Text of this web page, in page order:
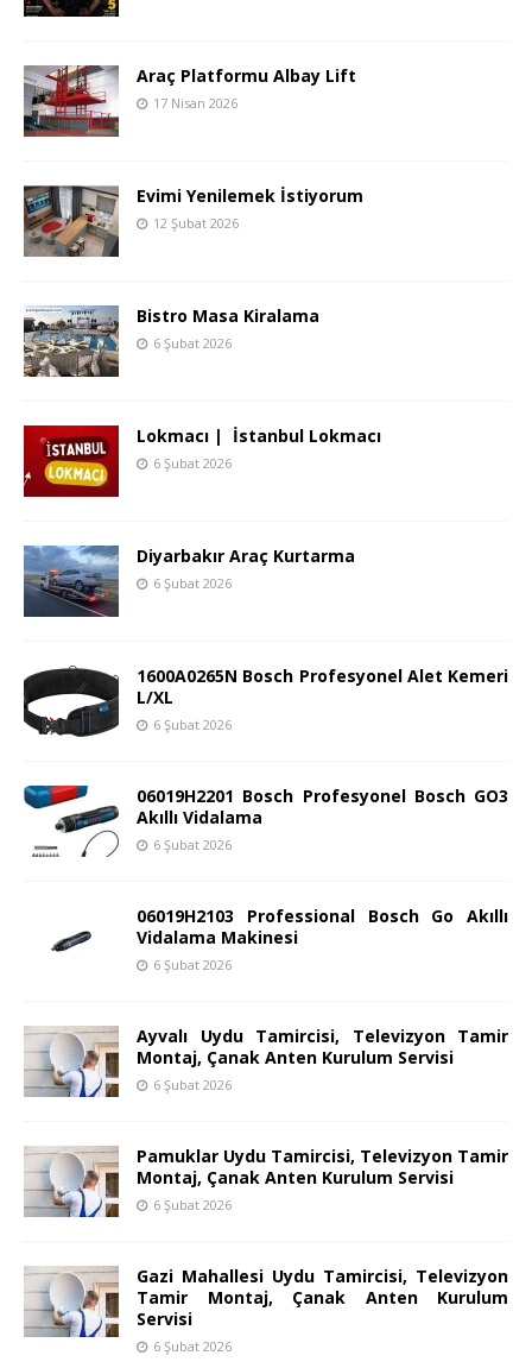
Araç Platformu Albay Lift
17 Nisan 2026
Evimi Yenilemek İstiyorum
12 Şubat 2026
Bistro Masa Kiralama
6 Şubat 2026
Lokmacı | İstanbul Lokmacı
6 Şubat 2026
Diyarbakır Araç Kurtarma
6 Şubat 2026
1600A0265N Bosch Profesyonel Alet Kemeri
L/XL
6 Şubat 2026
06019H2201 Bosch Profesyonel Bosch GO3
Akıllı Vidalama
6 Şubat 2026
06019H2103 Professional Bosch Go Akıllı
Vidalama Makinesi
6 Şubat 2026
Ayvalı Uydu Tamircisi, Televizyon Tamir
Montaj, Çanak Anten Kurulum Servisi
6 Şubat 2026
Pamuklar Uydu Tamircisi, Televizyon Tamir
Montaj, Çanak Anten Kurulum Servisi
6 Şubat 2026
Gazi Mahallesi Uydu Tamircisi, Televizyon
Tamir Montaj, Çanak Anten Kurulum
Servisi
6 Şubat 2026